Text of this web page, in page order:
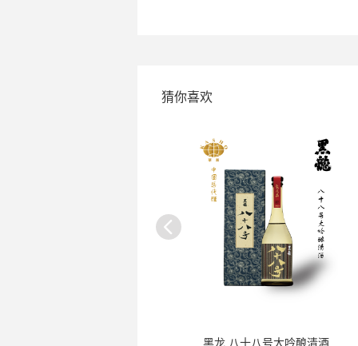
猜你喜欢
黑龙 八十八号大吟酿清酒